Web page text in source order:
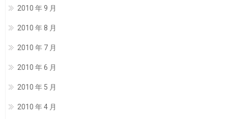
2010 年 9 月
2010 年 8 月
2010 年 7 月
2010 年 6 月
2010 年 5 月
2010 年 4 月